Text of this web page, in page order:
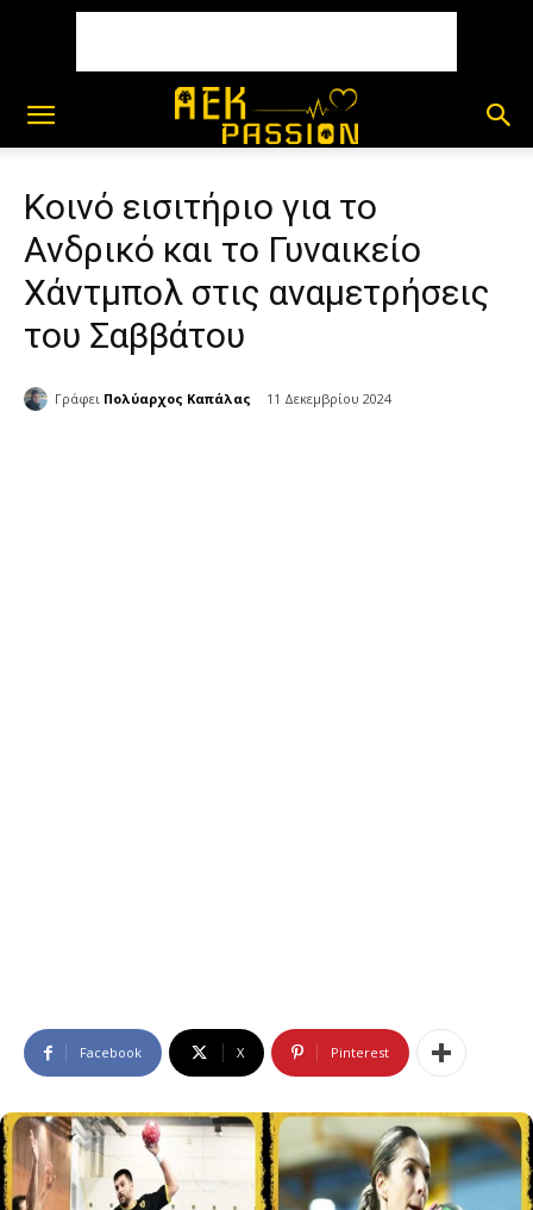
Κοινό εισιτήριο για το
Ανδρικό και το Γυναικείο
Χάντμπολ στις αναμετρήσεις
του Σαββάτου
Γράφει Πολύαρχος Καπάλας 11 Δεκεμβρίου 2024
Facebook X Pinterest